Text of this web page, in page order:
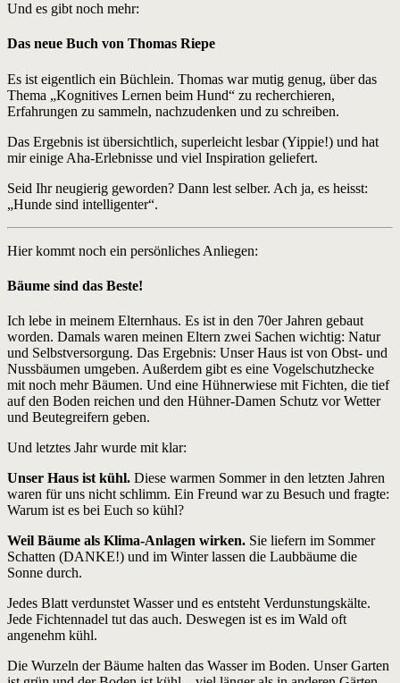
Und es gibt noch mehr:
Das neue Buch von Thomas Riepe
Es ist eigentlich ein Büchlein. Thomas war mutig genug, über das
Thema „Kognitives Lernen beim Hund“ zu recherchieren,
Erfahrungen zu sammeln, nachzudenken und zu schreiben.
Das Ergebnis ist übersichtlich, superleicht lesbar (Yippie!) und hat
mir einige Aha-Erlebnisse und viel Inspiration geliefert.
Seid Ihr neugierig geworden? Dann lest selber. Ach ja, es heisst:
„Hunde sind intelligenter“.
Hier kommt noch ein persönliches Anliegen:
Bäume sind das Beste!
Ich lebe in meinem Elternhaus. Es ist in den 70er Jahren gebaut
worden. Damals waren meinen Eltern zwei Sachen wichtig: Natur
und Selbstversorgung. Das Ergebnis: Unser Haus ist von Obst- und
Nussbäumen umgeben. Außerdem gibt es eine Vogelschutzhecke
mit noch mehr Bäumen. Und eine Hühnerwiese mit Fichten, die tief
auf den Boden reichen und den Hühner-Damen Schutz vor Wetter
und Beutegreifern geben.
Und letztes Jahr wurde mit klar:
Unser Haus ist kühl. Diese warmen Sommer in den letzten Jahren
waren für uns nicht schlimm. Ein Freund war zu Besuch und fragte:
Warum ist es bei Euch so kühl?
Weil Bäume als Klima-Anlagen wirken. Sie liefern im Sommer
Schatten (DANKE!) und im Winter lassen die Laubbäume die
Sonne durch.
Jedes Blatt verdunstet Wasser und es entsteht Verdunstungskälte.
Jede Fichtennadel tut das auch. Deswegen ist es im Wald oft
angenehm kühl.
Die Wurzeln der Bäume halten das Wasser im Boden. Unser Garten